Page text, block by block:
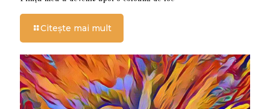
Citește mai mult